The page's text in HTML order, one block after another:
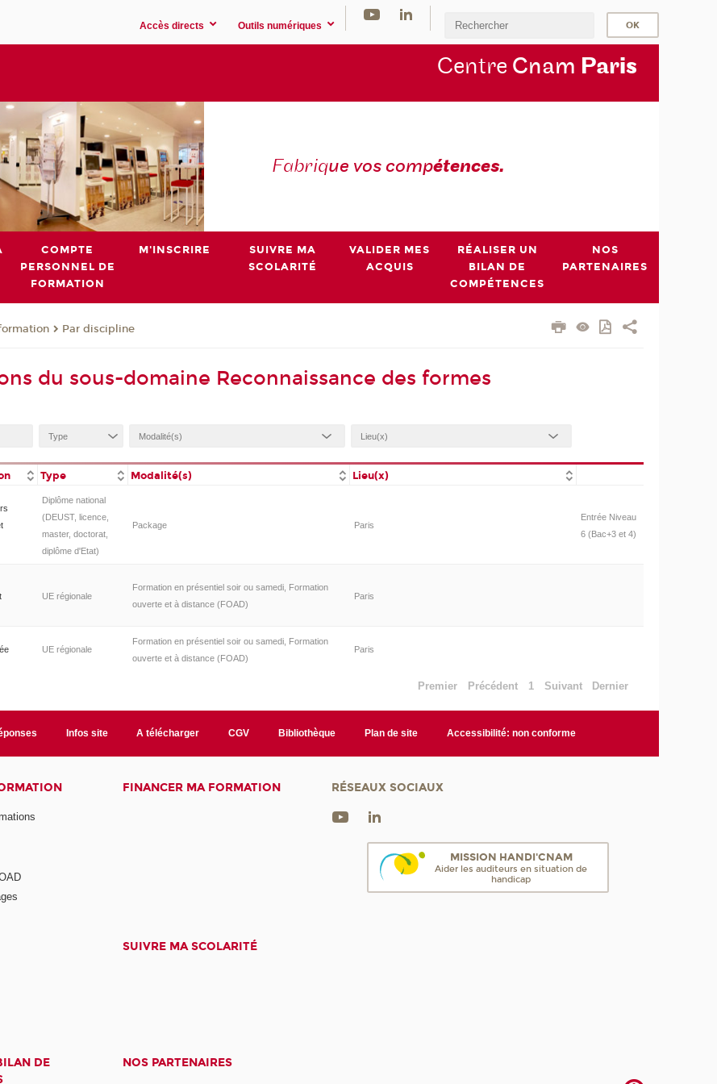
Accès directs Outils numériques
Centre Cnam Paris
Fabrique vos compétences.
COMPTE
PERSONNEL DE
FORMATION
M'INSCRIRE
SUIVRE MA
SCOLARITÉ
VALIDER MES
ACQUIS
RÉALISER UN
BILAN DE
COMPÉTENCES
NOS
PARTENAIRES
Par discipline
du sous-domaine Reconnaissance des formes
Type Modalité(s) Lieu(x)
Diplôme national
(DEUST, licence,
master, doctorat,
diplôme d'Etat)
Package Paris
Entrée Niveau
6 (Bac+3 et 4)
UE régionale
Formation en présentiel soir ou samedi, Formation
ouverte et à distance (FOAD)
Paris
UE régionale
Formation en présentiel soir ou samedi, Formation
ouverte et à distance (FOAD)
Paris
Premier Précédent 1 Suivant Dernier
Infos site A télécharger CGV Bibliothèque Plan de site Accessibilité: non conforme
FINANCER MA FORMATION
SUIVRE MA SCOLARITÉ
DE
NOS PARTENAIRES
RÉSEAUX SOCIAUX
MISSION HANDI'CNAM
Aider les auditeurs en situation de
handicap